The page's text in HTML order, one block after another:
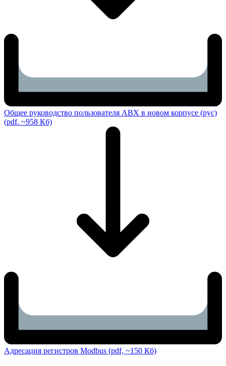
Общее руководство пользователя ABX в новом корпусе (рус)
(pdf. ~958 Кб)
Адресация регистров Modbus (pdf, ~150 Кб)